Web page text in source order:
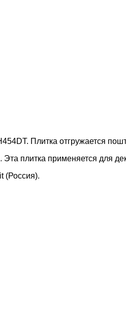
Плитка отгружается
плитка применяется для
(Россия).